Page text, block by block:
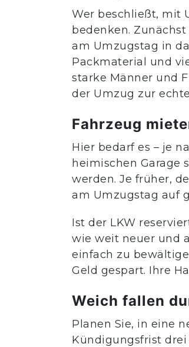
Wer beschließt, mit
bedenken.
am Umzugstag in
Packmaterial und
starke Männer und
der Umzug zur
Fahrzeug
Hier bedarf es – je
heimischen Garage
werden. Je früher,
am Umzugstag auf
Ist der LKW
wie weit neuer und
einfach zu
Geld gespart. Ihre
Weich fallen
Planen Sie, in eine
Kündigungsfrist